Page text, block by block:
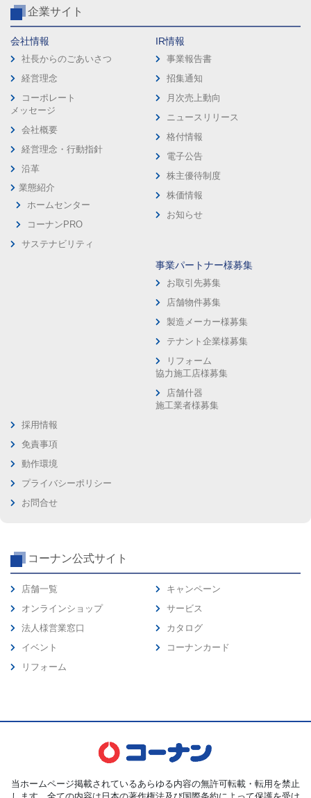
企業サイト
会社情報
社長からのごあいさつ
経営理念
コーポレート
メッセージ
会社概要
経営理念・行動指針
沿革
業態紹介
ホームセンター
コーナンPRO
サステナビリティ
IR情報
事業報告書
招集通知
月次売上動向
ニュースリリース
格付情報
電子公告
株主優待制度
株価情報
お知らせ
事業パートナー様募集
お取引先募集
店舗物件募集
製造メーカー様募集
テナント企業様募集
リフォーム
協力施工店様募集
店舗什器
施工業者様募集
採用情報
免責事項
動作環境
プライバシーポリシー
お問合せ
コーナン公式サイト
店舗一覧
オンラインショップ
法人様営業窓口
イベント
リフォーム
キャンペーン
サービス
カタログ
コーナンカード
当ホームページ掲載されているあらゆる内容の無許可転載・転用を禁止